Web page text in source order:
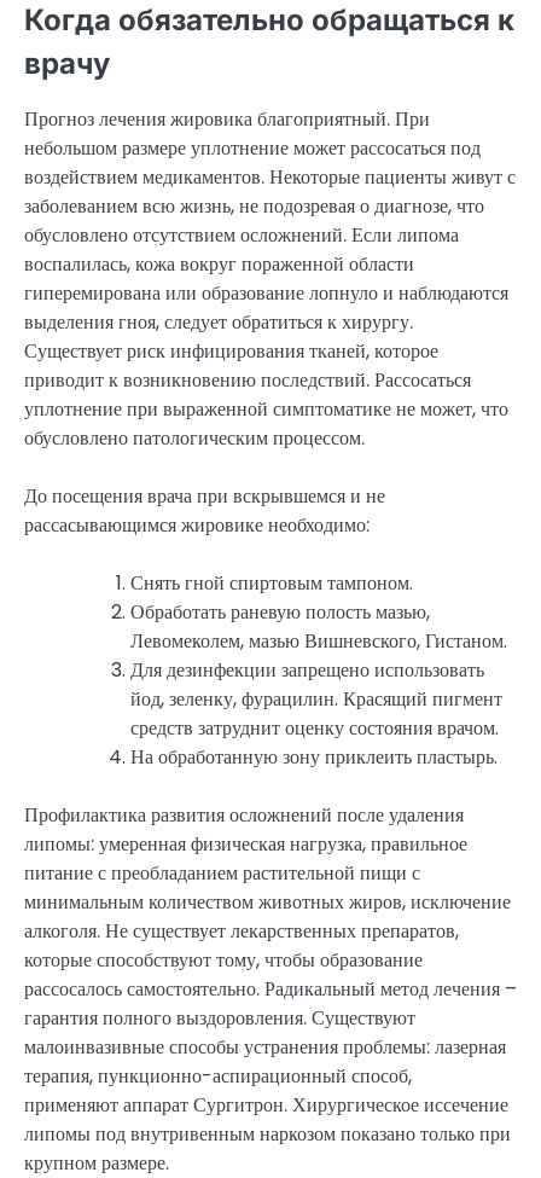
Когда обязательно обращаться к
врачу
Прогноз лечения жировика благоприятный. При
небольшом размере уплотнение может рассосаться под
воздействием медикаментов. Некоторые пациенты живут с
заболеванием всю жизнь, не подозревая о диагнозе, что
обусловлено отсутствием осложнений. Если липома
воспалилась, кожа вокруг пораженной области
гиперемирована или образование лопнуло и наблюдаются
выделения гноя, следует обратиться к хирургу.
Существует риск инфицирования тканей, которое
приводит к возникновению последствий. Рассосаться
уплотнение при выраженной симптоматике не может, что
обусловлено патологическим процессом.
До посещения врача при вскрывшемся и не
рассасывающимся жировике необходимо:
Снять гной спиртовым тампоном.
Обработать раневую полость мазью,
Левомеколем, мазью Вишневского, Гистаном.
Для дезинфекции запрещено использовать
йод, зеленку, фурацилин. Красящий пигмент
средств затруднит оценку состояния врачом.
На обработанную зону приклеить пластырь.
Профилактика развития осложнений после удаления
липомы: умеренная физическая нагрузка, правильное
питание с преобладанием растительной пищи с
минимальным количеством животных жиров, исключение
алкоголя. Не существует лекарственных препаратов,
которые способствуют тому, чтобы образование
рассосалось самостоятельно. Радикальный метод лечения –
гарантия полного выздоровления. Существуют
малоинвазивные способы устранения проблемы: лазерная
терапия, пункционно-аспирационный способ,
применяют аппарат Сургитрон. Хирургическое иссечение
липомы под внутривенным наркозом показано только при
крупном размере.